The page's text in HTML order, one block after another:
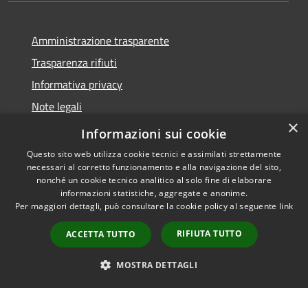
Amministrazione trasparente
Trasparenza rifiuti
Informativa privacy
Note legali
Dichiarazione di accessibilità
Accessibilità
Copyright © 2026 • Città di
Messina • Powered by
Municipium•
Accesso
redazione
×
Informazioni sui cookie
Questo sito web utilizza cookie tecnici e assimilati strettamente
necessari al corretto funzionamento e alla navigazione del sito,
nonché un cookie tecnico analitico al solo fine di elaborare
informazioni statistiche, aggregate e anonime.
Per maggiori dettagli, può consultare la cookie policy al seguente link
ACCETTA TUTTO RIFIUTA TUTTO
MOSTRA DETTAGLI